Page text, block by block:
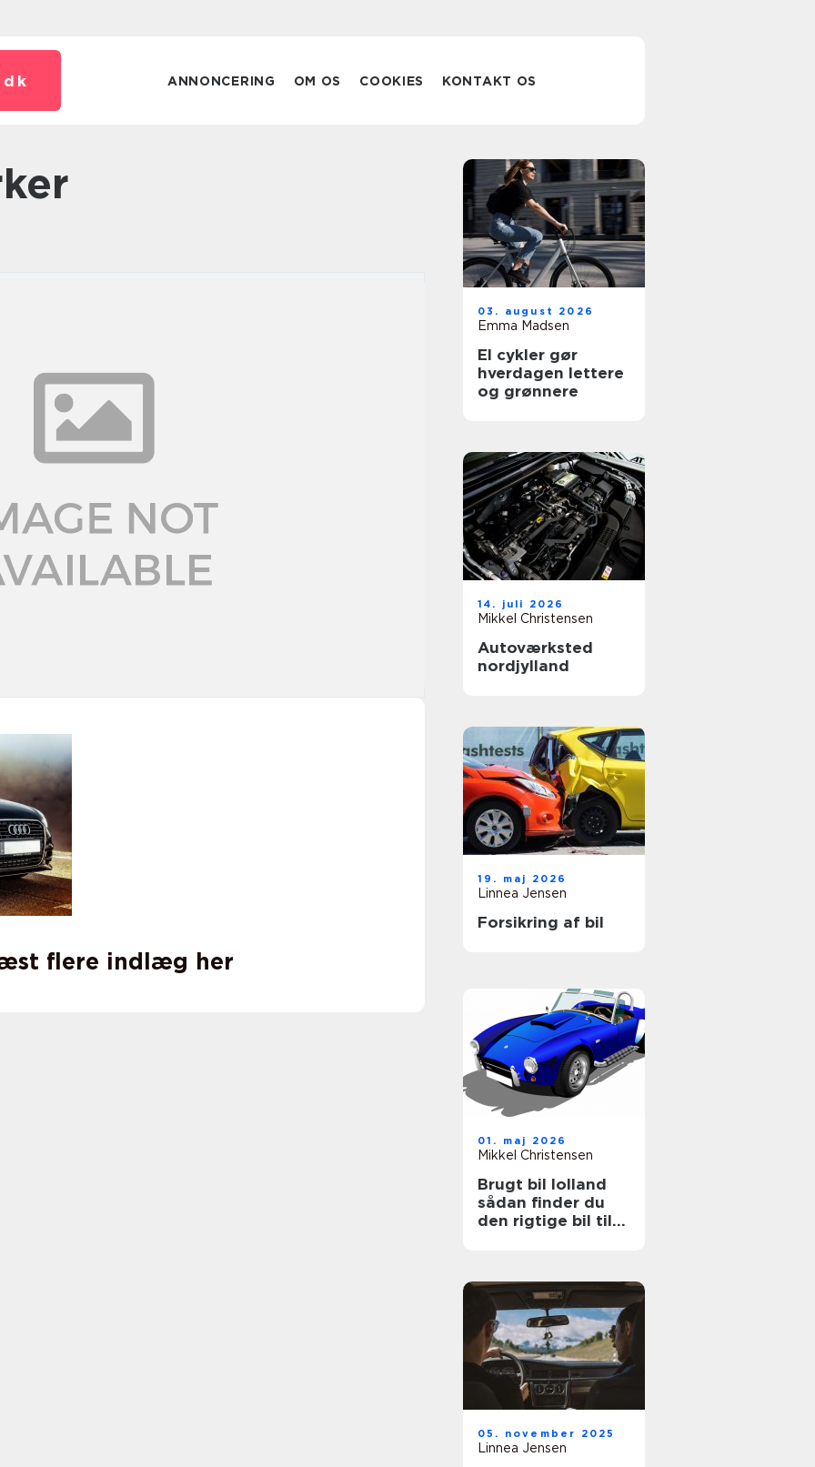
dk ANNONCERING OM OS COOKIES KONTAKT OS
flere indlæg her
03. august 2026
Emma Madsen
El cykler gør
hverdagen lettere
og grønnere
14. juli 2026
Mikkel Christensen
Autoværksted
nordjylland
19. maj 2026
Linnea Jensen
Forsikring af bil
01. maj 2026
Mikkel Christensen
Brugt bil lolland
sådan finder du
den rigtige bil til
05. november 2025
Linnea Jensen